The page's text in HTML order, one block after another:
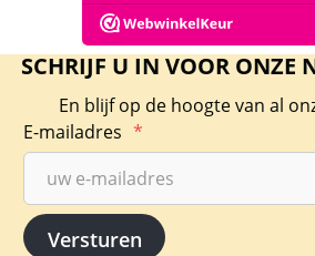
SCHRIJF U IN VOOR ONZE
En blijf op de hoogte van al
E-mailadres *